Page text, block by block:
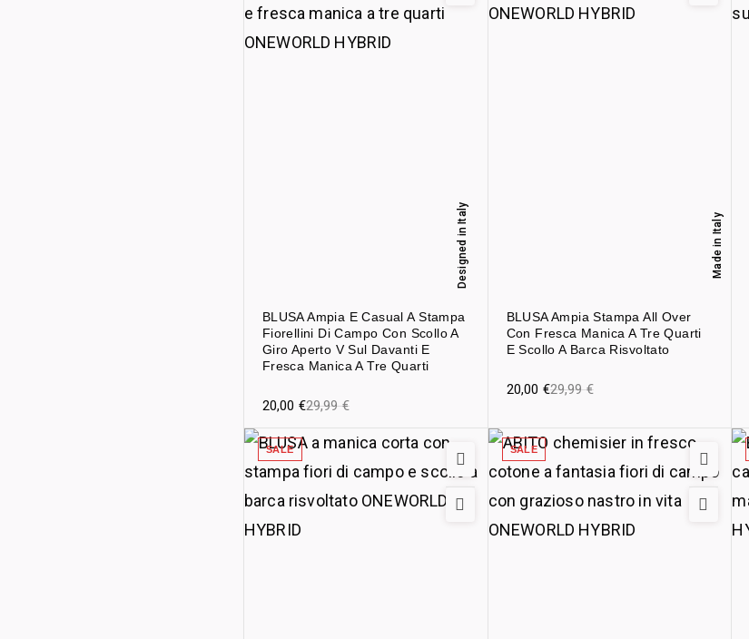
BLUSA Ampia E Casual A Stampa
Fiorellini Di Campo Con Scollo A
Giro Aperto V Sul Davanti E
Fresca Manica A Tre Quarti
Designed in Italy
29,99€
20,00 €
BLUSA Ampia Stampa All Over
Con Fresca Manica A Tre Quarti
E Scollo A Barca Risvoltato
Made in Italy
29,99€
20,00 €
SALE SALE